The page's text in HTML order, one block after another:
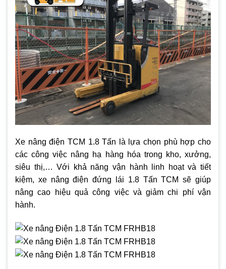
Xe nâng điện TCM 1.8 Tấn là lựa chọn phù hợp cho
các công việc nâng hạ hàng hóa trong kho, xưởng,
siêu thị,… Với khả năng vận hành linh hoạt và tiết
kiệm, xe nâng điện đứng lái 1.8 Tấn TCM sẽ giúp
nâng cao hiệu quả công việc và giảm chi phí vận
hành.